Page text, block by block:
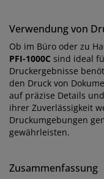
Verwendung von
Ob im Büro oder zu
PFI-1000C sind ideal
Druckergebnisse
den Druck von
auf präzise Details
ihrer Zuverlässigkeit
Druckumgebungen
gewährleisten.
Zusammenfassung